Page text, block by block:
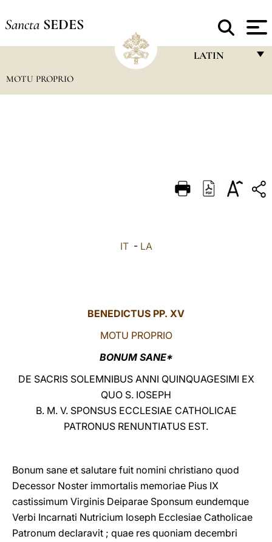
Sancta SEDES
LATIN
DEUTSCH
MOTU PROPRIO
IT- LA
BENEDICTUS PP. XV
MOTU PROPRIO
BONUM SANE*
DE SACRIS SOLEMNIBUS ANNI QUINQUAGESIMI EX
QUO S. IOSEPH
B. M. V. SPONSUS ECCLESIAE CATHOLICAE
PATRONUS RENUNTIATUS EST.
Bonum sane et salutare fuit nomini christiano quod
Decessor Noster immortalis memoriae Pius IX
castissimum Virginis Deiparae Sponsum eundemque
Verbi Incarnati Nutricium Ioseph Ecclesiae Catholicae
Patronum declaravit ; quae res quoniam decembri